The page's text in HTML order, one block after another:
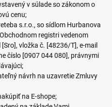
v súlade so zákonom o
cenu;
s.r.o., so sídlom Hurbanova
registri vedenom
vložka č. [48236/T], e-mail
číslo [0907 044 080], právnymi
návrh na uzavretie Zmluvy
na E-shope;